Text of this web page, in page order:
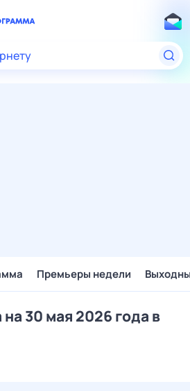
Премьеры недели
30 мая 2026 года в